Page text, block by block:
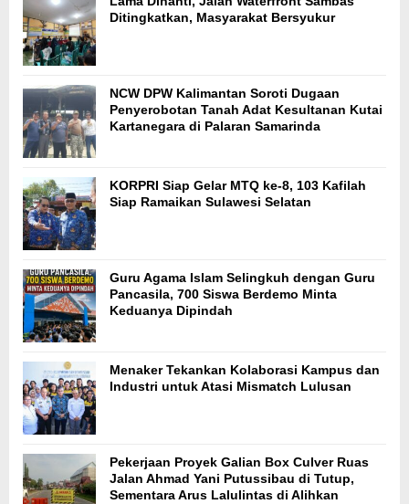
Ditingkatkan, Masyarakat Bersyukur
NCW DPW Kalimantan Soroti Dugaan
Penyerobotan Tanah Adat Kesultanan Kutai
Kartanegara di Palaran Samarinda
KORPRI Siap Gelar MTQ ke-8, 103 Kafilah
Siap Ramaikan Sulawesi Selatan
Guru Agama Islam Selingkuh dengan Guru
Pancasila, 700 Siswa Berdemo Minta
Keduanya Dipindah
Menaker Tekankan Kolaborasi Kampus dan
Industri untuk Atasi Mismatch Lulusan
Pekerjaan Proyek Galian Box Culver Ruas
Jalan Ahmad Yani Putussibau di Tutup,
Sementara Arus Lalulintas di Alihkan